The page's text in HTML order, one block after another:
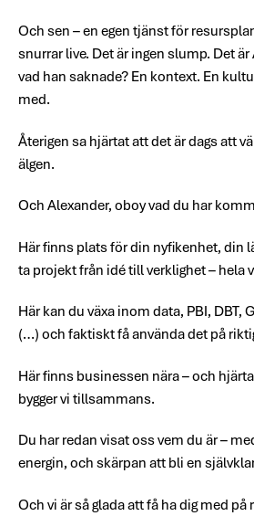
Och sen – en egen tjänst för
snurrar live. Det är ingen slump. Det
vad han saknade? En kontext. En
med.
Återigen sa hjärtat att det är dags att
älgen.
Och Alexander, oboy vad du har
Här finns plats för din nyfikenhet, din
ta projekt från idé till verklighet – hela
Här kan du växa inom data, PBI, DBT,
(…) och faktiskt få använda det på
Här finns businessen nära – och
bygger vi tillsammans.
Du har redan visat oss vem du är –
energin, och skärpan att bli en
Och vi är så glada att få ha dig med